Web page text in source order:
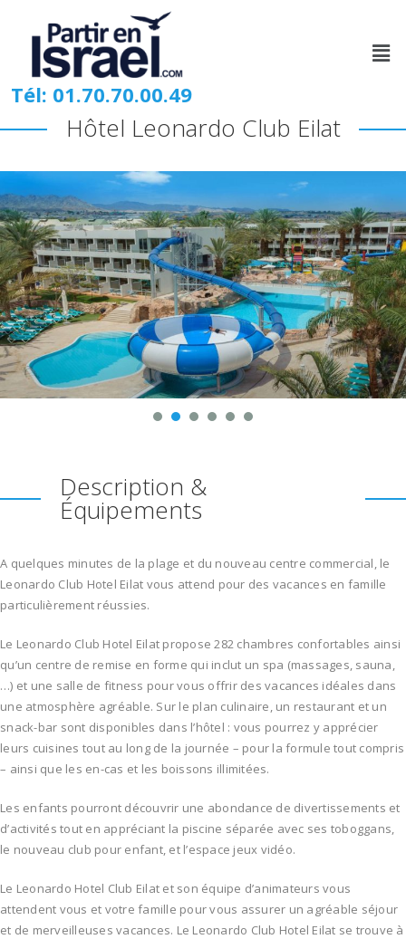
Tél: 01.70.70.00.49
Hôtel Leonardo Club Eilat
Description &
Équipements
A quelques minutes de la plage et du nouveau centre commercial, le
Leonardo Club Hotel Eilat vous attend pour des vacances en famille
particulièrement réussies.
Le Leonardo Club Hotel Eilat propose 282 chambres confortables ainsi
qu’un centre de remise en forme qui inclut un spa (massages, sauna,
…) et une salle de fitness pour vous offrir des vacances idéales dans
une atmosphère agréable. Sur le plan culinaire, un restaurant et un
snack-bar sont disponibles dans l’hôtel : vous pourrez y apprécier
leurs cuisines tout au long de la journée – pour la formule tout compris
– ainsi que les en-cas et les boissons illimitées.
Les enfants pourront découvrir une abondance de divertissements et
d’activités tout en appréciant la piscine séparée avec ses toboggans,
le nouveau club pour enfant, et l’espace jeux vidéo.
Le Leonardo Hotel Club Eilat et son équipe d’animateurs vous
attendent vous et votre famille pour vous assurer un agréable séjour
et de merveilleuses vacances. Le Leonardo Club Hotel Eilat se trouve à